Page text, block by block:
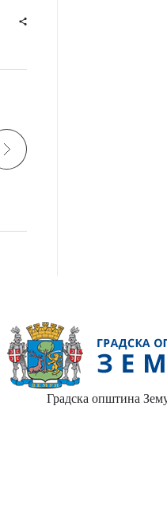
Градска општина Земун